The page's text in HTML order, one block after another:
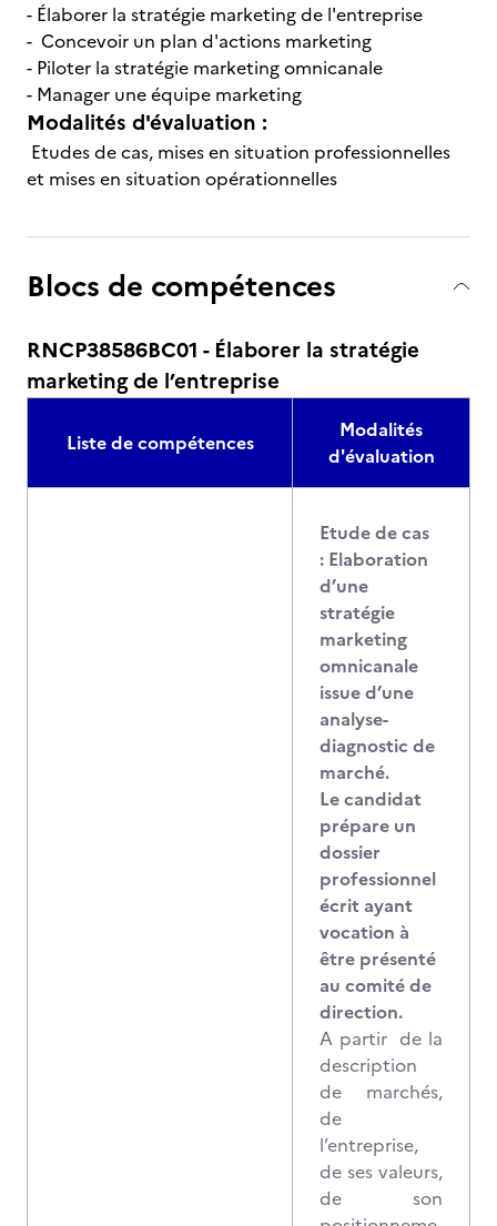
- Élaborer la stratégie marketing de l'entreprise
- Concevoir un plan d'actions marketing
- Piloter la stratégie marketing omnicanale
- Manager une équipe marketing
Modalités d'évaluation :
Etudes de cas, mises en situation professionnelles
et mises en situation opérationnelles
Blocs de compétences
RNCP38586BC01 - Élaborer la stratégie
marketing de l’entreprise
Liste de compétences
Modalités
d'évaluation
Etude de cas
: Elaboration
d’une
stratégie
marketing
omnicanale
issue d’une
analyse-
diagnostic de
marché.
Le candidat
prépare un
dossier
professionnel
écrit ayant
vocation à
être présenté
au comité de
direction.
A partir de la
description
de marchés,
de
l’entreprise,
de ses valeurs,
de son